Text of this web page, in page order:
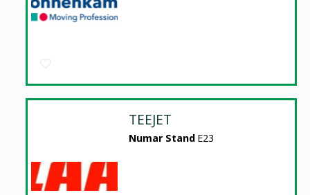
TEEJET
Numar Stand E23